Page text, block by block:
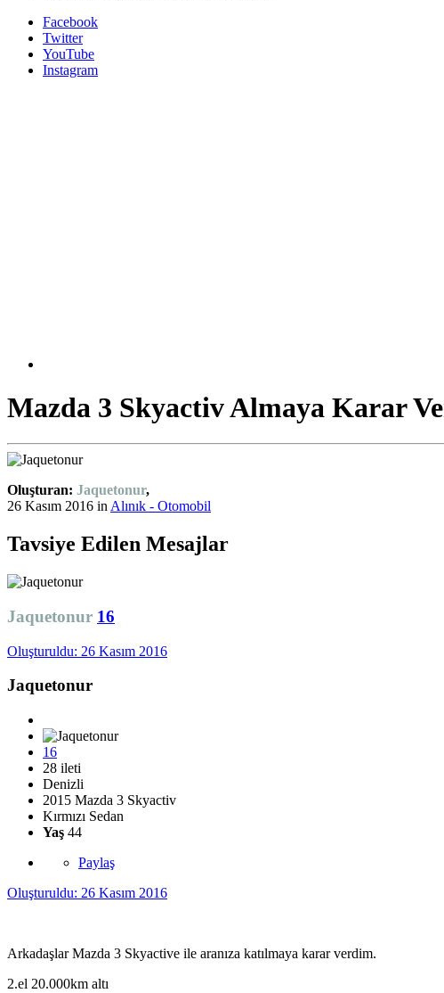
Facebook
Twitter
YouTube
Instagram
Mazda 3 Skyactiv Almaya Karar
Oluşturan: Jaquetonur,
26 Kasım 2016 inAlınık - Otomobil
Tavsiye Edilen Mesajlar
Jaquetonur 16
Oluşturuldu: 26 Kasım 2016
Jaquetonur
16
28 ileti
Denizli
2015 Mazda 3 Skyactiv
Kırmızı Sedan
Yaş 44
Paylaş
Oluşturuldu: 26 Kasım 2016
Arkadaşlar Mazda 3 Skyactive ile aranıza katılmaya karar verdim.
2.el 20.000km altı